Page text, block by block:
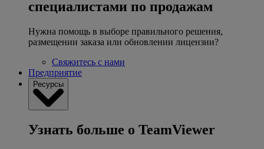
специалистами по продажам
Нужна помощь в выборе правильного решения,
размещении заказа или обновлении лицензии?
Свяжитесь с нами
Предприятие
Ресурсы
Узнать больше о TeamViewer